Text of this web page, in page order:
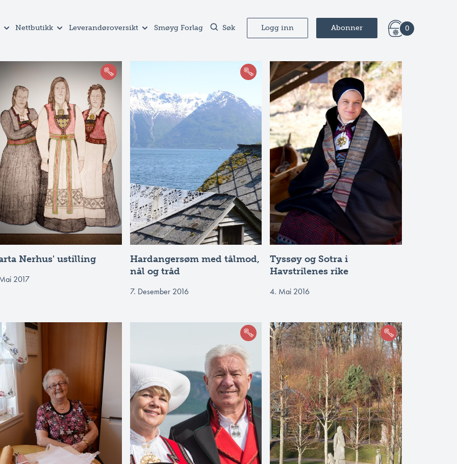
Nettbutikk Leverandøroversikt Smøyg Forlag Søk Logg inn Abonner 0
Nerhus' ustilling
2017
Hardangersøm med tålmod,
nål og tråd
7. Desember 2016
Tyssøy og Sotra i
Havstrilenes rike
4. Mai 2016